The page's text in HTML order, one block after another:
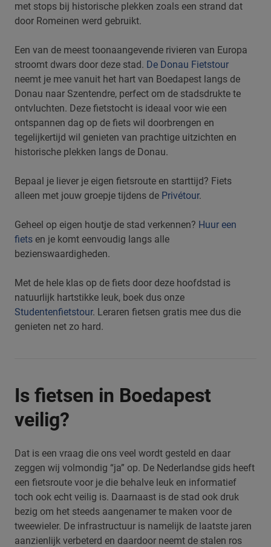
met stops bij historische plekken zoals een strand dat
door Romeinen werd gebruikt.
Een van de meest toonaangevende rivieren van Europa
stroomt dwars door deze stad. De Donau Fietstour
neemt je mee vanuit het hart van Boedapest langs de
Donau naar Szentendre, perfect om de stadsdrukte te
ontvluchten. Deze fietstocht is ideaal voor wie een
ontspannen dag op de fiets wil doorbrengen en
tegelijkertijd wil genieten van prachtige uitzichten en
historische plekken langs de Donau.
Bepaal je liever je eigen fietsroute en starttijd? Fiets
alleen met jouw groepje tijdens de Privétour.
Geheel op eigen houtje de stad verkennen? Huur een
fiets en je komt eenvoudig langs alle
bezienswaardigheden.
Met de hele klas op de fiets door deze hoofdstad is
natuurlijk hartstikke leuk, boek dus onze
Studentenfietstour. Leraren fietsen gratis mee dus die
genieten net zo hard.
Is fietsen in Boedapest
veilig?
Dat is een vraag die ons veel wordt gesteld en daar
zeggen wij volmondig “ja” op. De Nederlandse gids heeft
een fietsroute voor je die behalve leuk en informatief
toch ook echt veilig is. Daarnaast is de stad ook druk
bezig om het steeds aangenamer te maken voor de
tweewieler. De infrastructuur is namelijk de laatste jaren
aanzienlijk verbeterd en daardoor neemt de stalen ros